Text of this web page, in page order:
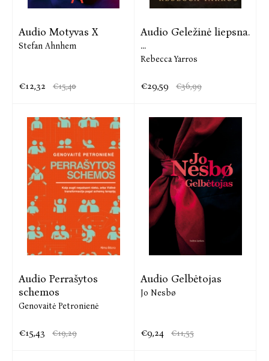
Audio Motyvas X
Stefan Ahnhem
€12,32 €15,40
Audio Geležinė liepsna.
...
Rebecca Yarros
€29,59 €36,99
Audio Perrašytos
schemos
Genovaitė Petronienė
€15,43 €19,29
Audio Gelbėtojas
Jo Nesbø
€9,24 €11,55